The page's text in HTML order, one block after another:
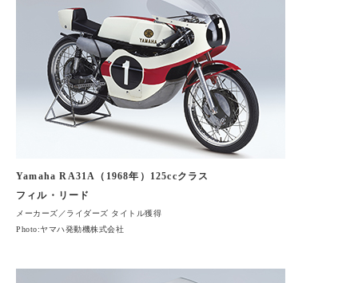
Yamaha RA31A（1968年）125ccクラス
フィル・リード
メーカーズ／ライダーズ タイトル獲得
Photo:ヤマハ発動機株式会社